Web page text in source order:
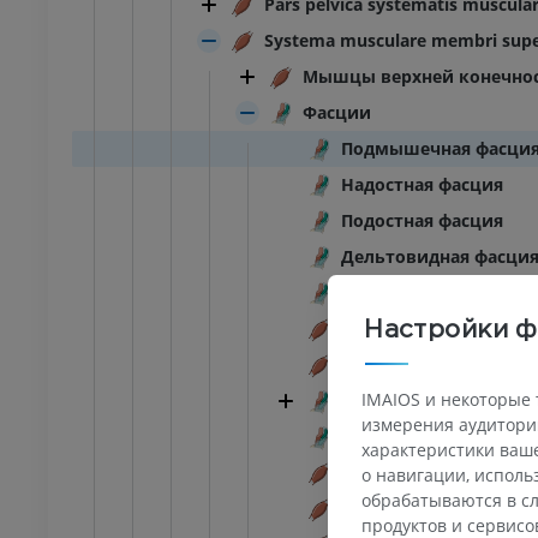
Systema musculare membri
Мышцы верхней
Фасции
Подмышечная фасция
Надостная фасция
Подостная фасция
Дельтовидная фасция
Медиальная
Латеральная
Фасция предплечья
Тыльная фасция
Поверхностная
Ладонный апоневроз
ПРЕДПЛЮСНА - СТОПА
Настройки
IMAIOS и
измерения
характеристики
о навигации,
обрабатываются в
продуктов и